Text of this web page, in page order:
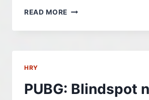
READ MORE NINTENDO
AMERICA
VYUŽITÍ
UMĚLÉ
HRY
PUBG: Blindspot